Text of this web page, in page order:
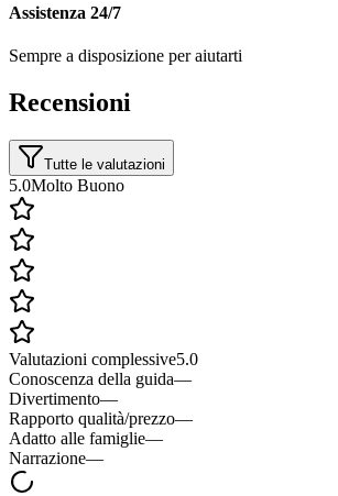
Assistenza 24/7
Sempre a disposizione per aiutarti
Recensioni
Tutte le valutazioni
5.0Molto Buono
Valutazioni complessive5.0
Conoscenza della guida—
Divertimento—
Rapporto qualità/prezzo—
Adatto alle famiglie—
Narrazione—